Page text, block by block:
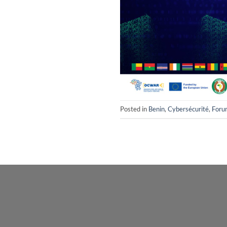
Posted in Benin,Cybersécurité,